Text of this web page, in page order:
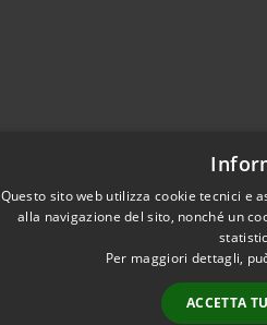
Questo sito web utilizza cookie tecnici e
alla navigazione del sito, nonché un
Per maggiori dettagli,
ACCETTA